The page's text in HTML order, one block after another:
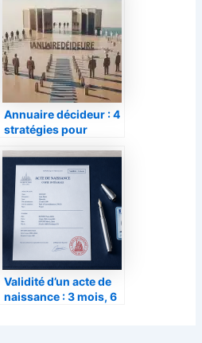
Annuaire décideur : 4
stratégies pour
saturer vos listes de
diffusion
Validité d’un acte de
naissance : 3 mois, 6